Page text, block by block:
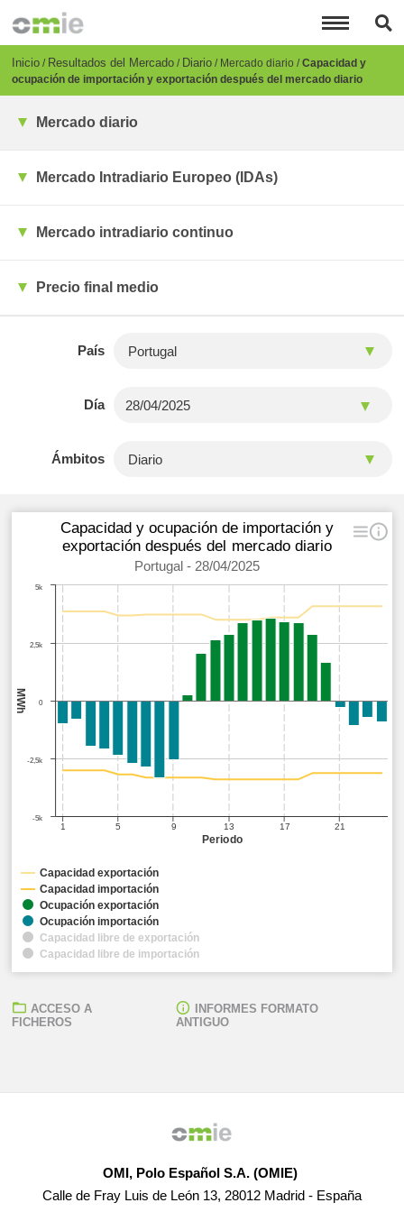
principal
Breadcrumb
Inicio Resultados del Mercado Diario Mercado diario Capacidad y
ocupación de importación y exportación después del mercado diario
Mercado diario
Mercado Intradiario Europeo (IDAs)
Mercado intradiario continuo
Precio final medio
País
Día
Ámbitos
Periodo
MWh
Capacidad y ocupación de importación y
exportación después del mercado diario
Portugal - 28/04/2025
1 5 9 13 17 21
0
-5k
-2,5k
2,5k
5k
Capacidad exportación
Capacidad importación
Ocupación exportación
Ocupación importación
Capacidad libre de exportación
Capacidad libre de importación
ACCESO A
FICHEROS
INFORMES FORMATO
ANTIGUO
OMI, Polo Español S.A. (OMIE)
Calle de Fray Luis de León 13, 28012 Madrid - España